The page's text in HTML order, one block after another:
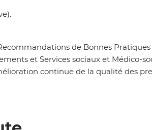
de Bonnes
et Services sociaux et Médico-
continue de la qualité des